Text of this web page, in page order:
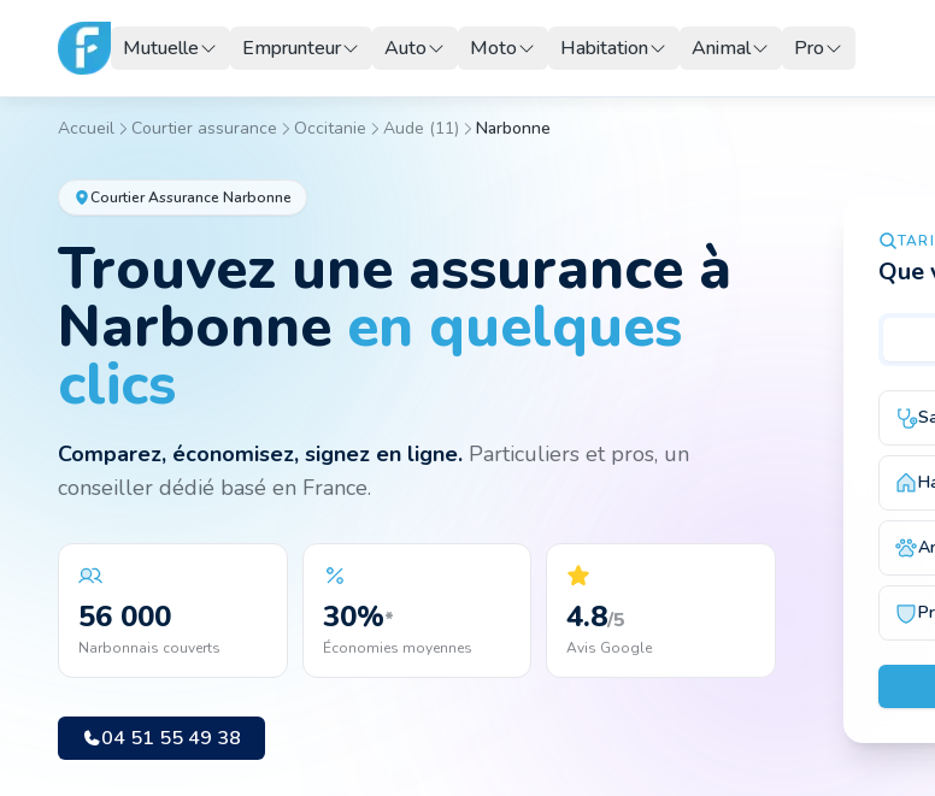
Mutuelle Emprunteur Auto Moto Habitation Animal Pro
Accueil Courtier assurance Occitanie Aude (11) Narbonne
Courtier Assurance Narbonne
Trouvez une assurance à
Narbonne en quelques
clics
Comparez, économisez, signez en ligne. Particuliers et pros, un
conseiller dédié basé en France.
56 000
Narbonnais couverts
30%*
Économies moyennes
4.8/5
Avis Google
04 51 55 49 38
Que